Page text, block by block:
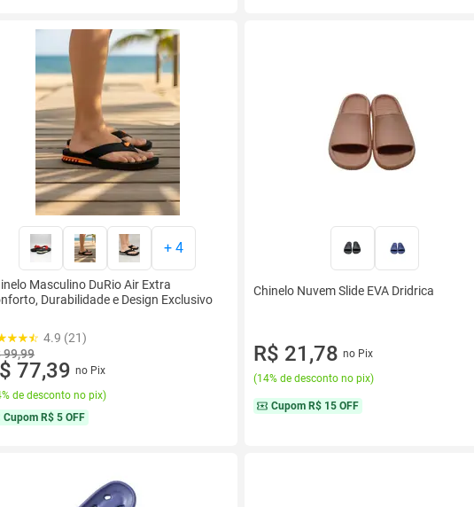
+ 4
Masculino DuRio Air Extra
Durabilidade e Design Exclusivo
4.9 (21)
99,99
77,39 no Pix
de desconto no pix)
Cupom R$ 5 OFF
Chinelo Nuvem Slide EVA Dridrica
R$ 21,78 no Pix
(14% de desconto no pix)
Cupom R$ 15 OFF